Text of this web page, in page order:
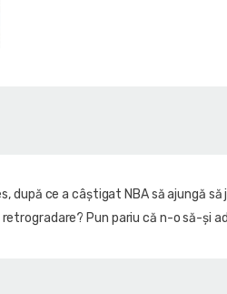
după ce a câștigat NBA să ajungă să
Pun pariu că n-o să-și